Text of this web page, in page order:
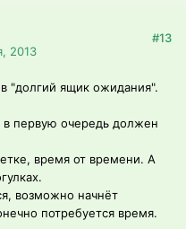
2013
#13
"долгий ящик ожидания".
в первую очередь должен
время от времени. А
возможно начнёт
потребуется время.